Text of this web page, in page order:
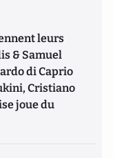
leurs
& Samuel
di Caprio
Cristiano
joue du